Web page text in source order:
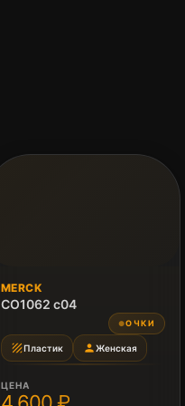
MERCK
CO1062 c04
●ОЧКИ
textureПластик personЖенская
ЦЕНА